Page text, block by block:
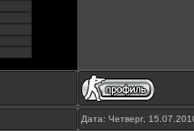
Дата: Четверг,